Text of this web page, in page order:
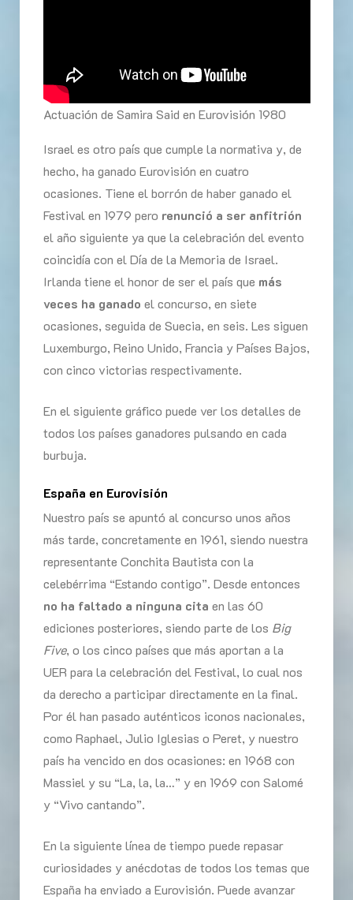
Actuación de Samira Said en Eurovisión 1980
Israel es otro país que cumple la normativa y, de
hecho, ha ganado Eurovisión en cuatro
ocasiones. Tiene el borrón de haber ganado el
Festival en 1979 pero renunció a ser anfitrión
el año siguiente ya que la celebración del evento
coincidía con el Día de la Memoria de Israel.
Irlanda tiene el honor de ser el país que más
veces ha ganado el concurso, en siete
ocasiones, seguida de Suecia, en seis. Les siguen
Luxemburgo, Reino Unido, Francia y Países Bajos,
con cinco victorias respectivamente.
En el siguiente gráfico puede ver los detalles de
todos los países ganadores pulsando en cada
burbuja.
España en Eurovisión
Nuestro país se apuntó al concurso unos años
más tarde, concretamente en 1961, siendo nuestra
representante Conchita Bautista con la
celebérrima “Estando contigo”. Desde entonces
no ha faltado a ninguna cita en las 60
ediciones posteriores, siendo parte de los Big
Five, o los cinco países que más aportan a la
UER para la celebración del Festival, lo cual nos
da derecho a participar directamente en la final.
Por él han pasado auténticos iconos nacionales,
como Raphael, Julio Iglesias o Peret, y nuestro
país ha vencido en dos ocasiones: en 1968 con
Massiel y su “La, la, la…” y en 1969 con Salomé
y “Vivo cantando”.
En la siguiente línea de tiempo puede repasar
curiosidades y anécdotas de todos los temas que
España ha enviado a Eurovisión. Puede avanzar